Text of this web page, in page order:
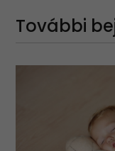
További